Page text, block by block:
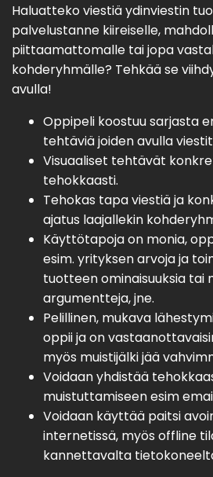
Haluatteko viestiä ydinviestin
palvelustanne kiireiselle,
piittaamattomalle tai jopa
kohderyhmälle? Tehkää se
avulla!
Oppipeli koostuu sarjasta
tehtäviä joiden avulla
Visuaaliset tehtävät
tehokkaasti.
Tehokas tapa viestiä ja
ajatus laajallekin
Käyttötapoja on monia,
esim. yrityksen arvoja ja
tuotteen ominaisuuksia tai
argumentteja, jne.
Pelillinen, mukava
oppii ja on
myös muistijälki jää
Voidaan yhdistää
muistuttamiseen esim
Voidaan käyttää paitsi
internetissä, myös offline
kannettavalta